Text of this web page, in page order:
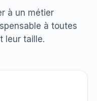
à un métier
à toutes
leur taille.